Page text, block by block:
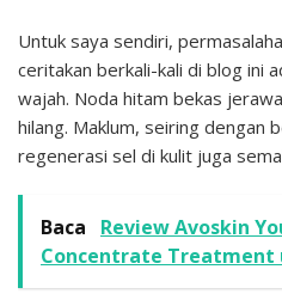
Untuk saya sendiri,
ceritakan berkali-kali di blog ini
wajah. Noda hitam bekas
hilang. Maklum, seiring dengan
regenerasi sel di kulit juga
Baca
Review Avoskin
Concentrate